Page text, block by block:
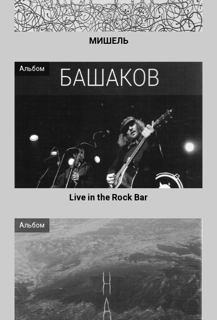
МИШЕЛЬ
Альбом
Live in the Rock Bar
Альбом